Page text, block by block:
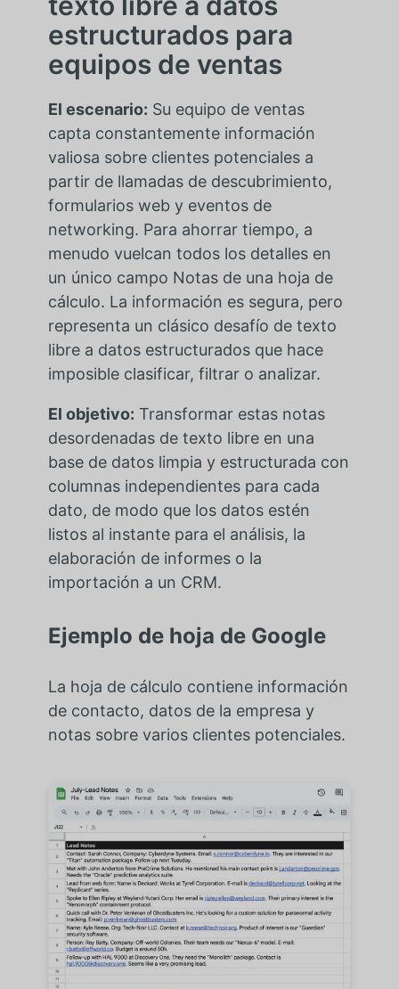
estructurados para
equipos de ventas
El escenario: Su equipo de ventas
capta constantemente información
valiosa sobre clientes potenciales a
partir de llamadas de descubrimiento,
formularios web y eventos de
networking. Para ahorrar tiempo, a
menudo vuelcan todos los detalles en
un único campo Notas de una hoja de
cálculo. La información es segura, pero
representa un clásico desafío de texto
libre a datos estructurados que hace
imposible clasificar, filtrar o analizar.
El objetivo: Transformar estas notas
desordenadas de texto libre en una
base de datos limpia y estructurada con
columnas independientes para cada
dato, de modo que los datos estén
listos al instante para el análisis, la
elaboración de informes o la
importación a un CRM.
Ejemplo de hoja de Google
La hoja de cálculo contiene información
de contacto, datos de la empresa y
notas sobre varios clientes potenciales.